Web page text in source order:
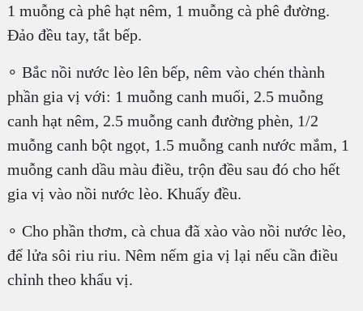
1 muỗng cà phê hạt nêm, 1 muỗng cà phê đường.
Đảo đều tay, tắt bếp.
∘ Bắc nồi nước lèo lên bếp, nêm vào chén thành
phần gia vị với: 1 muỗng canh muối, 2.5 muỗng
canh hạt nêm, 2.5 muỗng canh đường phèn, 1/2
muỗng canh bột ngọt, 1.5 muỗng canh nước mắm, 1
muỗng canh dầu màu điều, trộn đều sau đó cho hết
gia vị vào nồi nước lèo. Khuấy đều.
∘ Cho phần thơm, cà chua đã xào vào nồi nước lèo,
để lửa sôi riu riu. Nêm nếm gia vị lại nếu cần điều
chỉnh theo khẩu vị.